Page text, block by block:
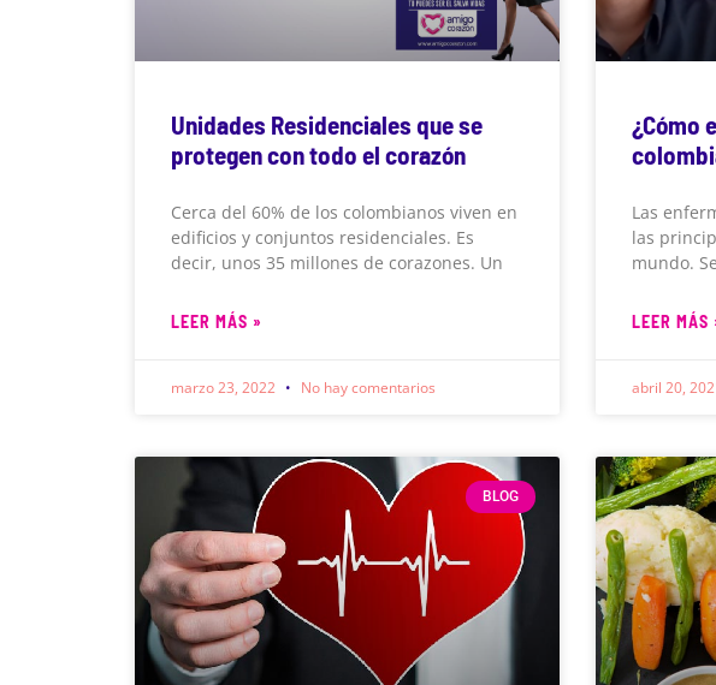
Unidades Residenciales que se
protegen con todo el corazón
Cerca del 60% de los colombianos viven en
edificios y conjuntos residenciales. Es
decir, unos 35 millones de corazones. Un
LEER MÁS »
marzo 23, 2022 No hay comentarios
¿Cómo
Las
las
mundo.
LEER MÁS
abril 20,
BLOG